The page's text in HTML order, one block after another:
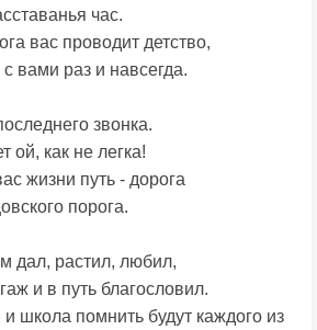
час.
вас проводит детство,
вами раз и навсегда.
звонка.
ой, как не легка!
жизни путь - дорога
порога.
дал, растил, любил,
и в путь благословил.
школа помнить будут каждого из